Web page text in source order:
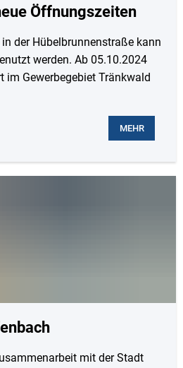
Öffnungszeiten
der Hübelbrunnenstraße kann
werden. Ab 05.10.2024
im Gewerbegebiet Tränkwald
MEHR
mit der Stadt